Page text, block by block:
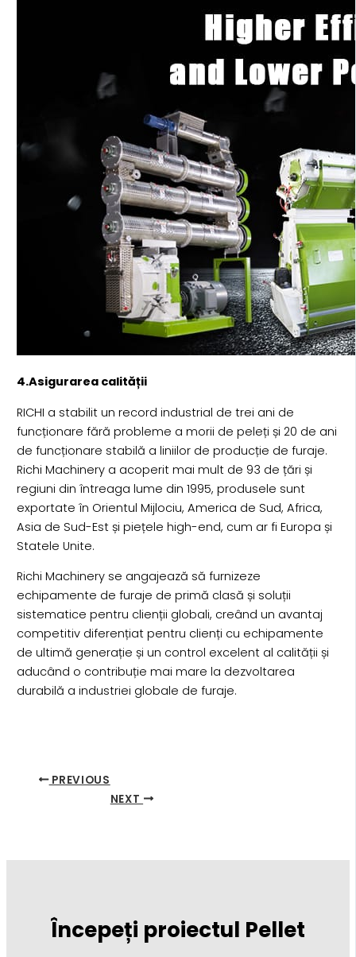
4.Asigurarea calității
RICHI a stabilit un record industrial de trei ani de
funcționare fără probleme a morii de peleți și 20 de ani
de funcționare stabilă a liniilor de producție de furaje.
Richi Machinery a acoperit mai mult de 93 de țări și
regiuni din întreaga lume din 1995, produsele sunt
exportate în Orientul Mijlociu, America de Sud, Africa,
Asia de Sud-Est și piețele high-end, cum ar fi Europa și
Statele Unite.
Richi Machinery se angajează să furnizeze
echipamente de furaje de primă clasă și soluții
sistematice pentru clienții globali, creând un avantaj
competitiv diferențiat pentru clienți cu echipamente
de ultimă generație și un control excelent al calității și
aducând o contribuție mai mare la dezvoltarea
durabilă a industriei globale de furaje.
PREVIOUS
NEXT
Începeți proiectul Pellet